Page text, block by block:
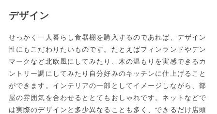
デザイン
せっかく一人暮らし食器棚を購入するのであれば、デザイン
性にもこだわりたいものです。たとえばフィンランドやデン
マークなど北欧風にしてみたり、木の温もりを実感できるカ
ントリー調にしてみたり自分好みのキッチンに仕上げること
ができます。インテリアの一部としてイメージしながら、部
屋の雰囲気を合わせるととてもおしゃれです。ネットなどで
は実際のデザインと多少異なることも多く、できるだけ店頭